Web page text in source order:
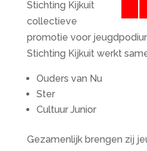
Stichting Kijkuit
collectieve
promotie voor
Stichting Kijkuit werkt
Ouders van Nu
Ster
Cultuur Junior
Gezamenlijk brengen zij